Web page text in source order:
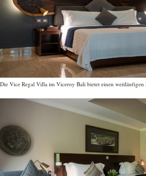
Die Vice Regal Villa im Viceroy Bali bietet einen weitläufigen